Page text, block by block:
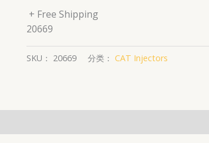
+ Free Shipping
20669
SKU： 20669 分类： CAT Injectors